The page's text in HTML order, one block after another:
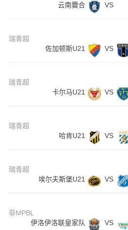
云南爨合
VS
瑞青超
佐加顿斯U21
VS
瑞青超
卡尔马U21
VS
瑞青超
哈肯U21
VS
瑞青超
埃尔夫斯堡U21
VS
菲MPBL
伊洛伊洛联皇家队
VS